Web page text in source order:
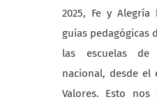
2025, Fe y
guías pedagógicas
las escuelas
nacional, desde el
Valores. Esto